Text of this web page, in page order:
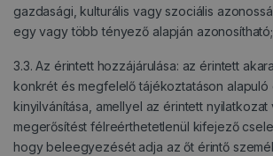
gazdasági, kulturális vagy szociális
egy vagy több tényező alapján azonosítható;
3.3. Az érintett hozzájárulása: az érintett
konkrét és megfelelő tájékoztatáson alapuló
kinyilvánítása, amellyel az érintett nyilatkozat
megerősítést félreérthetetlenül kifejező
hogy beleegyezését adja az őt érintő